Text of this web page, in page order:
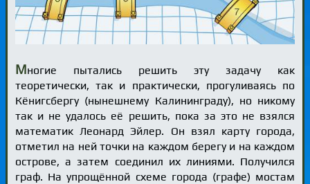
Многие пытались решить эту задачу как
теоретически, так и практически, прогуливаясь по
Кёнигсбергу (нынешнему Калининграду), но никому
так и не удалось её решить, пока за это не взялся
математик Леонард Эйлер. Он взял карту города,
отметил на ней точки на каждом берегу и на каждом
острове, а затем соединил их линиями. Получился
граф. На упрощённой схеме города (графе) мостам